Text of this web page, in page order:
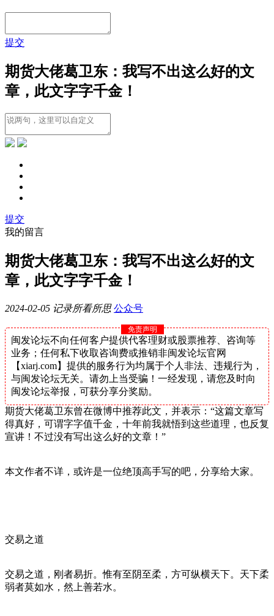
提交
期货大佬葛卫东：我写不出这么好的文
章，此文字字千金！
提交
我的留言
期货大佬葛卫东：我写不出这么好的文
章，此文字字千金！
2024-02-05 记录所看所思 公众号
免责声明
闽发论坛不向任何客户提供代客理财或股票推荐、咨询等
业务；任何私下收取咨询费或推销非闽发论坛官网
【xiarj.com】提供的服务行为均属于个人非法、违规行为，
与闽发论坛无关。请勿上当受骗！一经发现，请您及时向
闽发论坛举报，可获分享分奖励。
期货大佬葛卫东曾在微博中推荐此文，并表示：“这篇文章写
得真好，可谓字字值千金，十年前我就悟到这些道理，也反复
宣讲！不过没有写出这么好的文章！”
本文作者不详，或许是一位绝顶高手写的吧，分享给大家。
交易之道
交易之道，刚者易折。惟有至阴至柔，方可纵横天下。天下柔
弱者莫如水，然上善若水。